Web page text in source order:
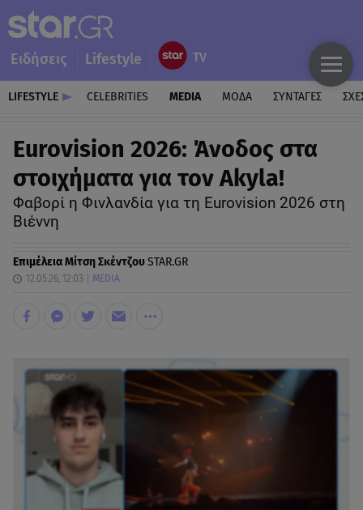
Ειδήσεις Lifestyle
LIFESTYLE CELEBRITIES MEDIA ΜΟΔΑ ΣΥΝΤΑΓΕΣ
Eurovision 2026: Άνοδος στα
στοιχήματα για τον Akyla!
Φαβορί η Φινλανδία για τη Eurovision 2026 στη
Βιέννη
ΕπιμέλειαΜίτση ΣκέντζουSTAR.GR
12.05.26, 12:03 MEDIA